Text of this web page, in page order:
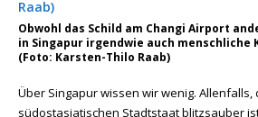
Obwohl das Schild am Changi Airport
in Singapur irgendwie auch menschliche
(Foto: Karsten-Thilo Raab)
Über Singapur wissen wir wenig. Allenfalls,
südostasiatischen Stadtstaat blitzsauber